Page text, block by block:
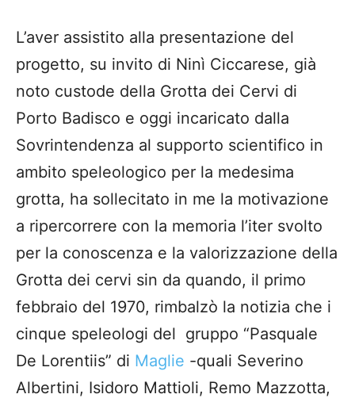
L’aver assistito alla presentazione del
progetto, su invito di Ninì Ciccarese, già
noto custode della Grotta dei Cervi di
Porto Badisco e oggi incaricato dalla
Sovrintendenza al supporto scientifico in
ambito speleologico per la medesima
grotta, ha sollecitato in me la motivazione
a ripercorrere con la memoria l’iter svolto
per la conoscenza e la valorizzazione della
Grotta dei cervi sin da quando, il primo
febbraio del 1970, rimbalzò la notizia che i
cinque speleologi del gruppo “Pasquale
De Lorentiis” di Maglie -quali Severino
Albertini, Isidoro Mattioli, Remo Mazzotta,